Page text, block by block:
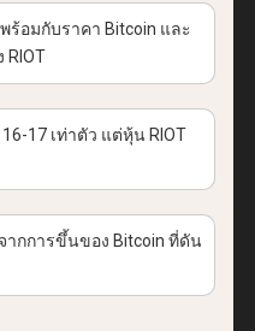
อมกับราคา Bitcoin และ
RIOT
17 เท่าตัว แต่หุ้น RIOT
ากการขึ้นของ Bitcoin ที่ดัน